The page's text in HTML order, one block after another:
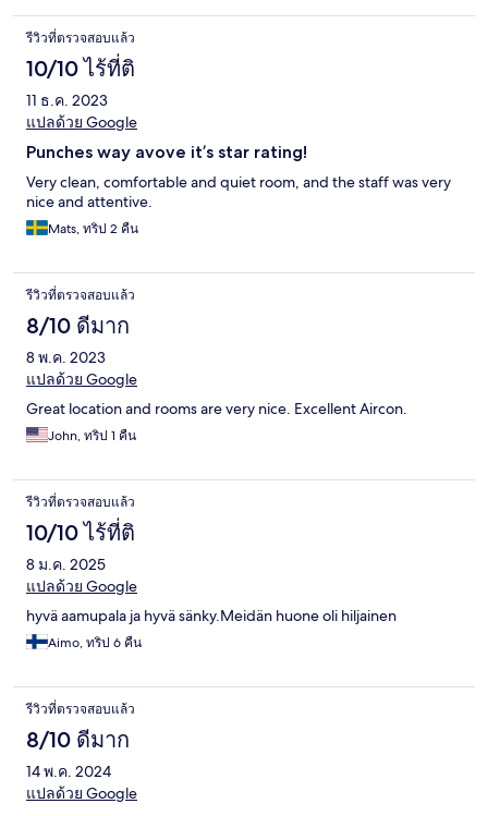
รีวิวที่ตรวจสอบแล้ว
10/10 ไร้ที่ติ
11 ธ.ค. 2023
แปลด้วย Google
Punches way avove it’s star rating!
Very clean, comfortable and quiet room, and the staff was very
nice and attentive.
Mats, ทริป 2 คืน
รีวิวที่ตรวจสอบแล้ว
8/10 ดีมาก
8 พ.ค. 2023
แปลด้วย Google
Great location and rooms are very nice. Excellent Aircon.
John, ทริป 1 คืน
รีวิวที่ตรวจสอบแล้ว
10/10 ไร้ที่ติ
8 ม.ค. 2025
แปลด้วย Google
hyvä aamupala ja hyvä sänky.Meidän huone oli hiljainen
Aimo, ทริป 6 คืน
รีวิวที่ตรวจสอบแล้ว
8/10 ดีมาก
14 พ.ค. 2024
แปลด้วย Google